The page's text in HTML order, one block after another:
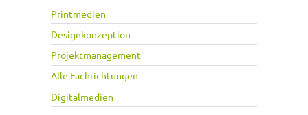
Printmedien
Designkonzeption
Projektmanagement
Alle Fachrichtungen
Digitalmedien